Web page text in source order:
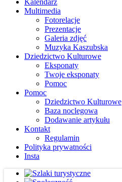
Kalendarz
Multimedia
Fotorelacje
Prezentacje
Galeria zdjęć
Muzyka Kaszubska
Dziedzictwo Kulturowe
Eksponaty
Twoje eksponaty
Pomoc
Pomoc
Dziedzictwo Kulturowe
Baza noclegowa
Dodawanie artykułu
Kontakt
Regulamin
Polityka prywatności
Insta